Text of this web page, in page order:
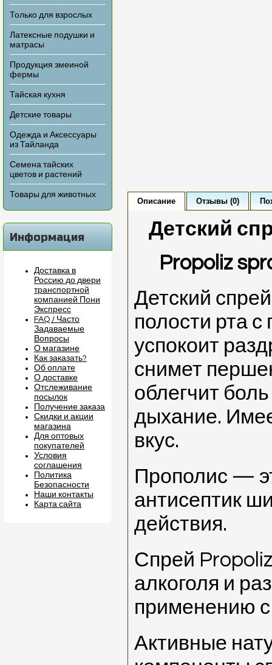
Только для взрослых
Латексные подушки и
матрасы
Продукция змеиной
фермы
Тайская кухня
Детские товары
Одежда и Аксессуары
из Тайланда
Семена тайских
цветов и растений
Товары для животных
Информация
Доставка в
Россию до двери
транспортной
компанией Пони
Экспресс
FAQ / Часто
Задаваемые
Вопросы
О магазине
Как заказать?
Об оплате
О доставке
Отслеживание
посылок
Получение заказа
Скидки и акции
магазина
Для оптовых
покупателей
Условия
соглашения
Политика
Безопасности
Наши контакты
Карта сайта
Описание Отзывы (0)
Детский
Propoliz
Детский
полости рта
успокоит
снимет
облегчит
дыхание.
вкус.
Прополис —
антисептик
действия.
Спрей
алкоголя и
применению с
Активные